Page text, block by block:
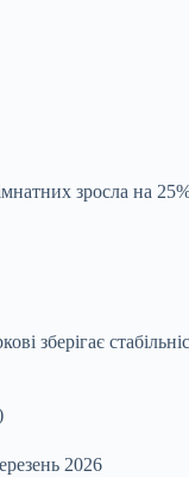
зросла на
зберігає
2026